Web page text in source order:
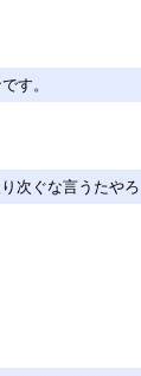
す。
次ぐな言うたやろ